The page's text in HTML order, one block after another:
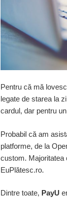
Pentru că mă
legate de starea la
cardul, dar pentru
Probabil că am
platforme, de la
custom. Majoritatea
EuPlătesc.ro.
Dintre toate, PayU